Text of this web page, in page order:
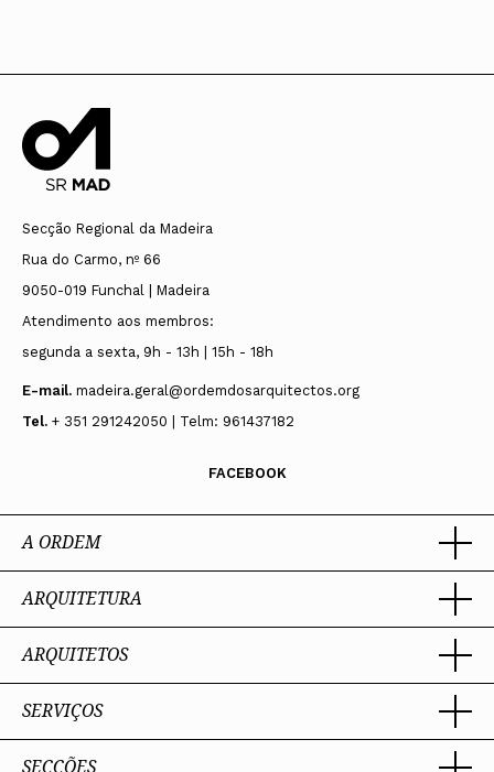
Secção Regional da Madeira
Rua do Carmo, nº 66
9050-019 Funchal | Madeira
Atendimento aos membros:
segunda a sexta, 9h - 13h | 15h - 18h
E-mail. madeira.geral@ordemdosarquitectos.org
Tel. + 351 291242050 | Telm: 961437182
FACEBOOK
A ORDEM
Ordem dos Arquitectos
Sobre a OA
Legado
Estatuto e Regulamentos
Comissões Técnicas
Membros Honorários
ARQUITETURA
Trabalhar com Arquiteto
Porquê um Arquiteto
Boas práticas
ARQUITETOS
Portal dos Arquitectos
Sobre o Portal
SERVIÇOS
SECÇÕES